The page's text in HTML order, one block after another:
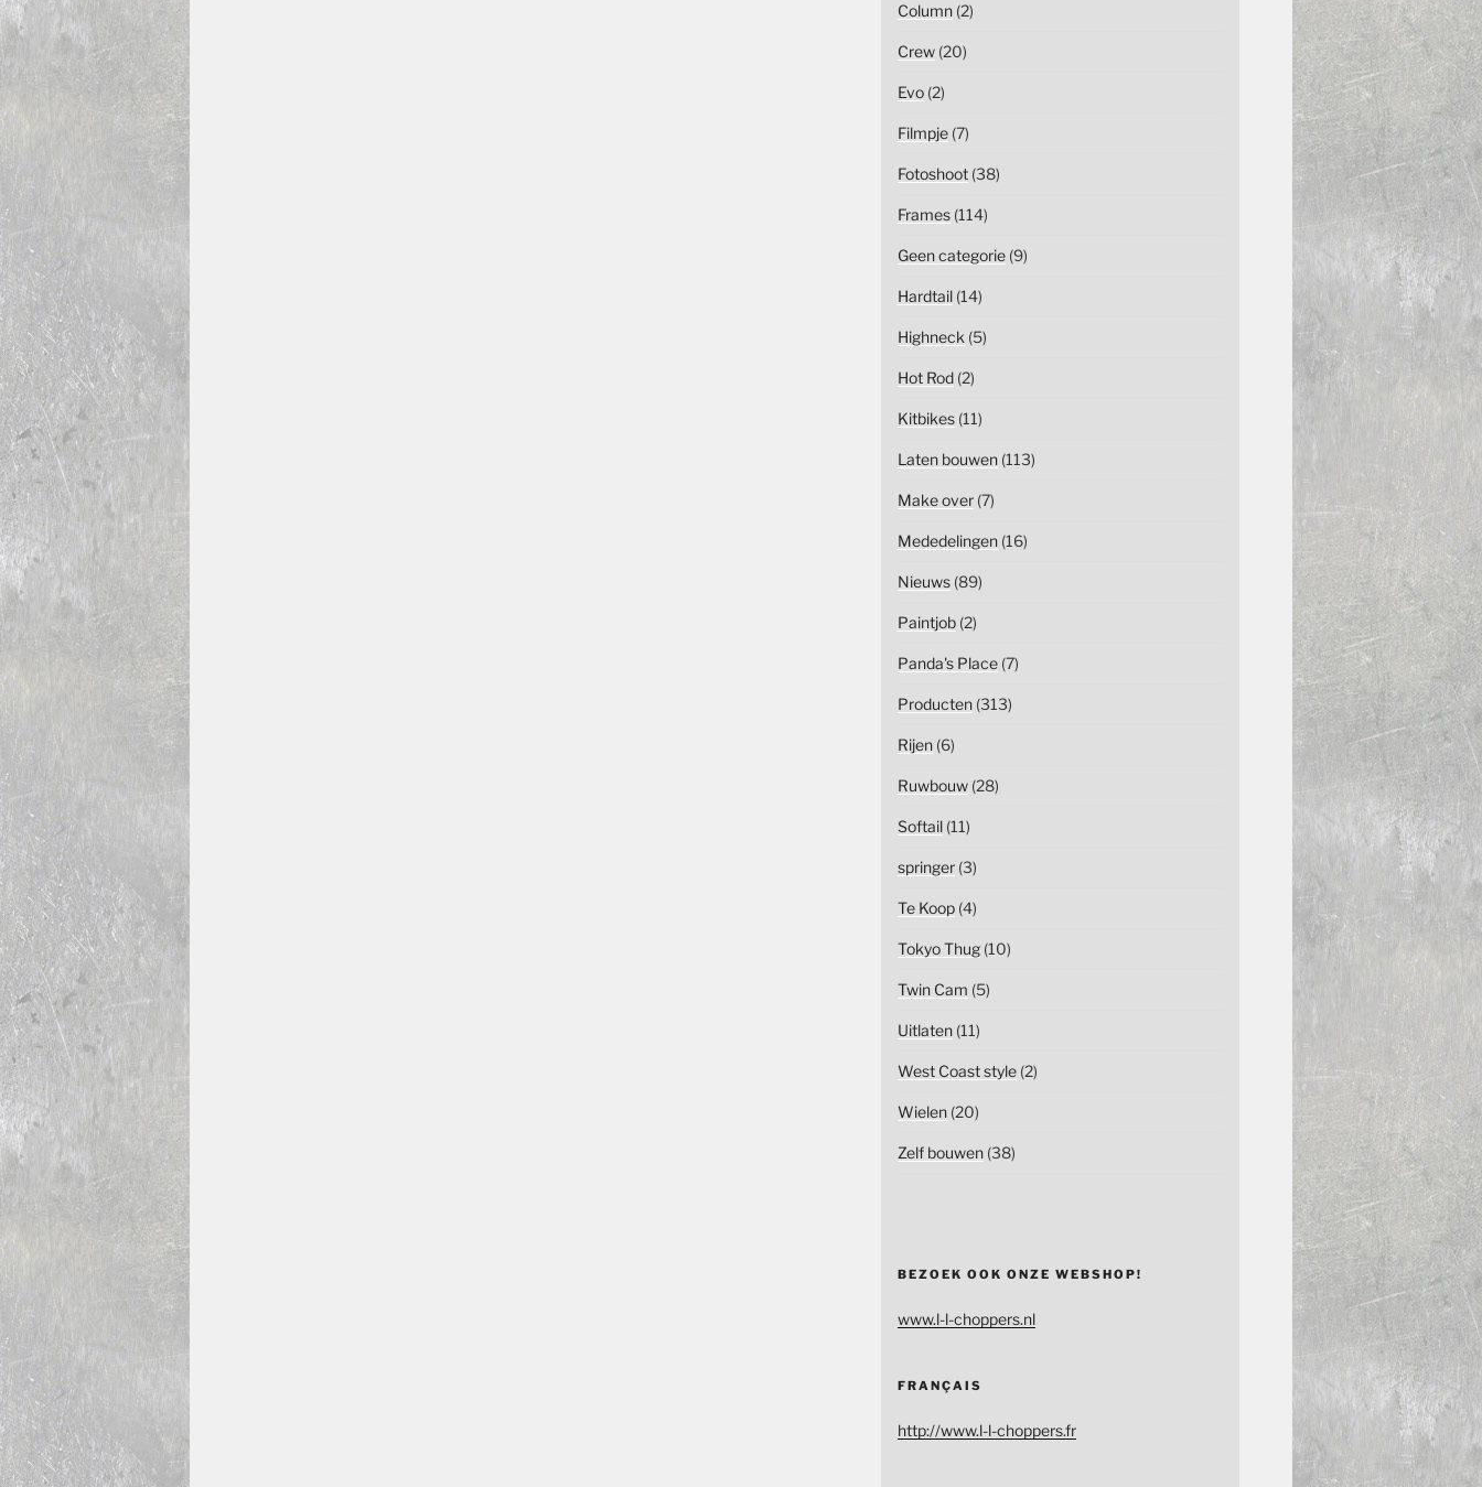
Column(2)
Crew(20)
Evo(2)
Filmpje(7)
Fotoshoot(38)
Frames(114)
Geen categorie(9)
Hardtail(14)
Highneck (5)
Hot Rod(2)
Kitbikes(11)
Laten bouwen(113)
Make over(7)
Mededelingen(16)
Nieuws(89)
Paintjob(2)
Panda's Place(7)
Producten(313)
Rijen(6)
Ruwbouw(28)
Softail(11)
springer(3)
Te Koop(4)
Tokyo Thug(10)
Twin Cam (5)
Uitlaten(11)
West Coast style(2)
Wielen(20)
Zelf bouwen(38)
BEZOEK OOK ONZE WEBSHOP!
www.l-l-choppers.nl
FRANÇAIS
http://www.l-l-choppers.fr